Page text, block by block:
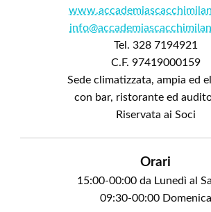
Tel. 328 7194921
C.F. 97419000159
Sede climatizzata, ampia ed
con bar, ristorante ed
Riservata ai Soci
Orari
15:00-00:00 da Lunedì al
09:30-00:00 Domenica